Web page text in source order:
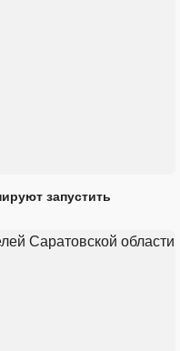
запустить